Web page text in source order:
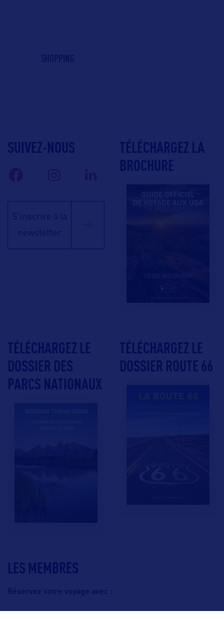
SHOPPING
LES MEMBRES
Réservez votre voyage avec :
SUIVEZ-NOUS
S'inscrire à la
newsletter
TÉLÉCHARGEZ LA
BROCHURE
TÉLÉCHARGEZ LE
DOSSIER DES
PARCS NATIONAUX
TÉLÉCHARGEZ LE
DOSSIER ROUTE 66